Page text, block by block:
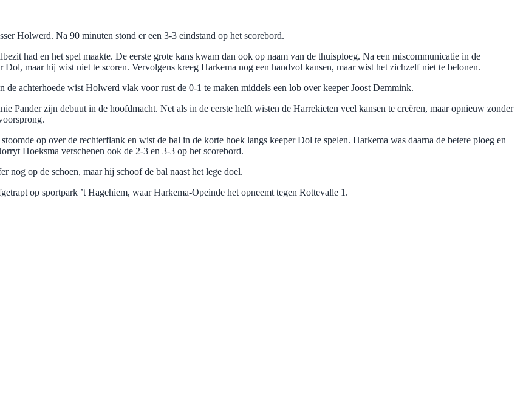
Holwerd. Na 90 minuten stond er een 3-3 eindstand op het scorebord.
had en het spel maakte. De eerste grote kans kwam dan ook op naam van de thuisploeg. Na een miscommunicatie in de
maar hij wist niet te scoren. Vervolgens kreeg Harkema nog een handvol kansen, maar wist het zichzelf niet te belonen.
achterhoede wist Holwerd vlak voor rust de 0-1 te maken middels een lob over keeper Joost Demmink.
Pander zijn debuut in de hoofdmacht. Net als in de eerste helft wisten de Harrekieten veel kansen te creëren, maar opnieuw zonder
op over de rechterflank en wist de bal in de korte hoek langs keeper Dol te spelen. Harkema was daarna de betere ploeg en
Hoeksma verschenen ook de 2-3 en 3-3 op het scorebord.
nog op de schoen, maar hij schoof de bal naast het lege doel.
op sportpark ’t Hagehiem, waar Harkema-Opeinde het opneemt tegen Rottevalle 1.